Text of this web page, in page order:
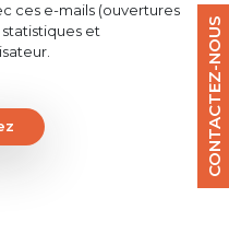
CONTACTEZ-NOUS
ces e-mails (ouvertures
et